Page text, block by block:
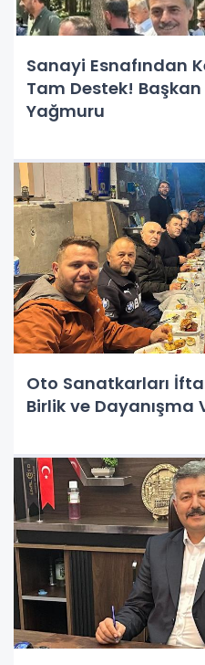
Sanayi Esnafından
Tam Destek!
Yağmuru
Oto Sanatkarları
Birlik ve Dayanışma